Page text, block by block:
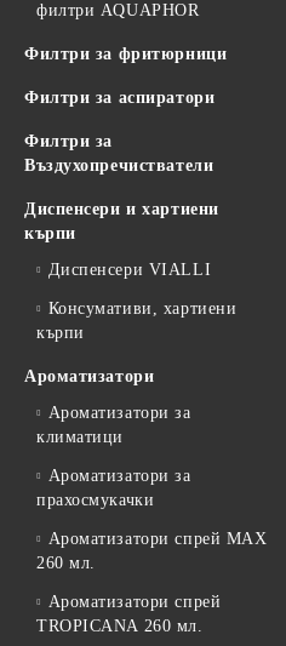
филтри AQUAPHOR
Филтри за фритюрници
Филтри за аспиратори
Филтри за
Въздухопречистватели
Диспенсери и хартиени
кърпи
Диспенсери VIALLI
Консумативи, хартиени
кърпи
Ароматизатори
Ароматизатори за
климатици
Ароматизатори за
прахосмукачки
Ароматизатори спрей MAX
260 мл.
Ароматизатори спрей
TROPICANA 260 мл.